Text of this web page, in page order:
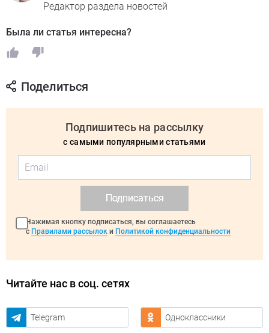
Редактор раздела новостей
Была ли статья интересна?
Поделиться
Подпишитесь на рассылку
с самыми популярными статьями
Подписаться
Нажимая кнопку подписаться, вы соглашаетесь
с Правилами рассылок и Политикой конфиденциальности
Читайте нас в соц. сетях
Telegram Одноклассники